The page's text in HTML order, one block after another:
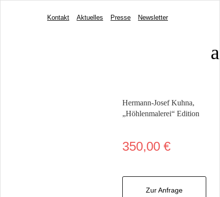
Kontakt Aktuelles Presse Newsletter
a
Hermann-Josef Kuhna,
„Höhlenmalerei“ Edition
350,00 €
Zur Anfrage